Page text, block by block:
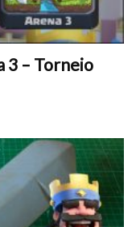
3 – Torneio